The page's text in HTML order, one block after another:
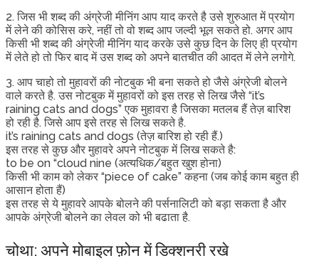
2. जिस भी शब्द की अंग्रेजी मीनिंग आप याद करते है उसे शुरुआत में प्रयोग
में लेने की कोसिस करे, नहीं तो वो शब्द आप जल्दी भूल सकते हो. अगर आप
किसी भी शब्द की अंग्रेजी मीनिंग याद करके उसे कुछ दिन के लिए ही प्रयोग
में लेते हो तो फिर बाद में उस शब्द को अपने बातचीत की आदत में लेने लगोगे.
3. आप चाहो तो मुहावरों की नोटबुक भी बना सकते हो जैसे अंग्रेजी बोलने
वाले करते है. उस नोटबुक में मुहावरों को इस तरह से लिख जैसे “it’s
raining cats and dogs” एक मुहावरा है जिसका मतलब हैं तेज़ बारिश
हो रही है. जिसे आप इसे तरह से लिख सकते है.
it’s raining cats and dogs (तेज़ बारिश हो रही हैं.)
इस तरह से कुछ और मुहावरे अपने नोटबुक में लिख सकते है:
to be on “cloud nine (अत्यधिक/बहुत खुश होना)
किसी भी काम को लेकर “piece of cake” कहना (जब कोई काम बहुत ही
आसान होता हैं)
इस तरह से ये मुहावरे आपके बोलने की पर्सनालिटी को बड़ा सकता है और
आपके अंग्रेजी बोलने का लेवल को भी बढाता है.
चोथा: अपने मोबाइल फ़ोन में डिक्शनरी रखे